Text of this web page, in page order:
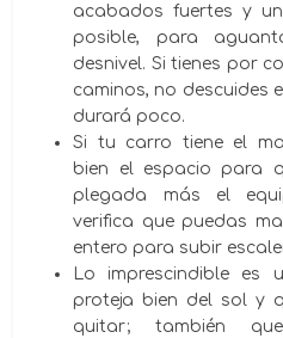
acabados fuertes y
posible, para
desnivel. Si tienes por
caminos, no descuides
durará poco.
Si tu carro tiene el
bien el espacio para
plegada más el
verifica que puedas
entero para subir
Lo imprescindible es
proteja bien del sol y
quitar; también